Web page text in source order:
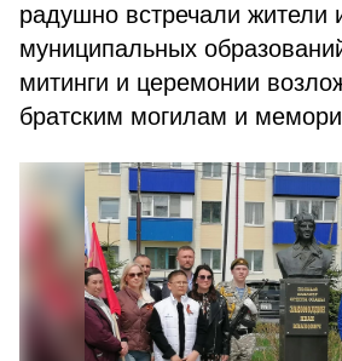
радушно встречали жители
муниципальных
митинги и церемонии
братским могилам и